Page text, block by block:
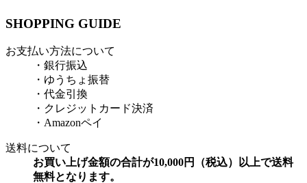
SHOPPING GUIDE
お支払い方法について
・銀行振込
・ゆうちょ振替
・代金引換
・クレジットカード決済
・Amazonペイ
送料について
お買い上げ金額の合計が10,000円（税込）以上で送料
無料となります。